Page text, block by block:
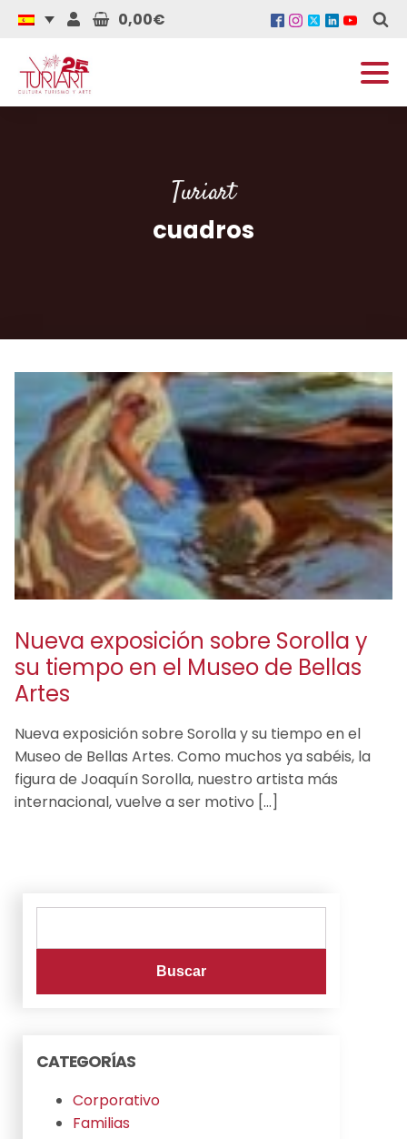
0,00€
Turiart
cuadros
Nueva exposición sobre Sorolla y
su tiempo en el Museo de Bellas
Artes
Nueva exposición sobre Sorolla y su tiempo en el
Museo de Bellas Artes. Como muchos ya sabéis, la
figura de Joaquín Sorolla, nuestro artista más
internacional, vuelve a ser motivo […]
CATEGORÍAS
Corporativo
Familias